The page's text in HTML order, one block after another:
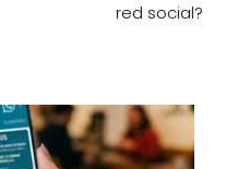
red social?